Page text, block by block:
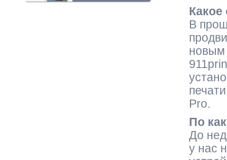
Какое
В
новым
Pro.
По
До
у нас